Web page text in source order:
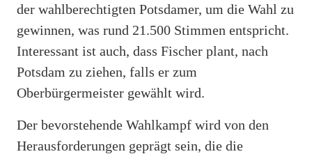
der wahlberechtigten Potsdamer, um die Wahl zu
gewinnen, was rund 21.500 Stimmen entspricht.
Interessant ist auch, dass Fischer plant, nach
Potsdam zu ziehen, falls er zum
Oberbürgermeister gewählt wird.
Der bevorstehende Wahlkampf wird von den
Herausforderungen geprägt sein, die die